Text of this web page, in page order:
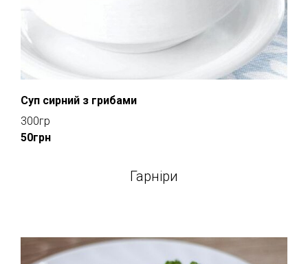
Суп сирний з грибами
300гр
50грн
Гарніри